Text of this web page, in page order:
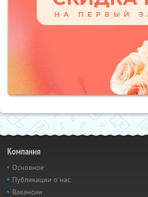
Компания
Основное
Публикации о нас
Вакансии